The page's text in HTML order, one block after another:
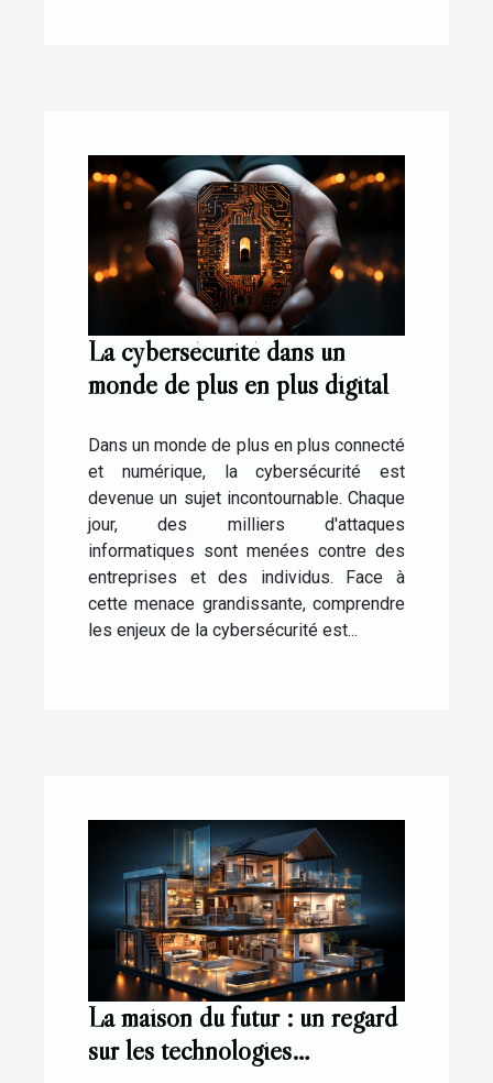
La cybersécurité dans un
monde de plus en plus digital
Dans un monde de plus en plus connecté
et numérique, la cybersécurité est
devenue un sujet incontournable. Chaque
jour, des milliers d'attaques
informatiques sont menées contre des
entreprises et des individus. Face à
cette menace grandissante, comprendre
les enjeux de la cybersécurité est...
La maison du futur : un regard
sur les technologies